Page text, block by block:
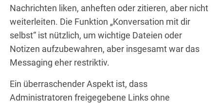
Nachrichten liken, anheften oder zitieren, aber nicht
weiterleiten. Die Funktion „Konversation mit dir
selbst“ ist nützlich, um wichtige Dateien oder
Notizen aufzubewahren, aber insgesamt war das
Messaging eher restriktiv.
Ein überraschender Aspekt ist, dass
Administratoren freigegebene Links ohne